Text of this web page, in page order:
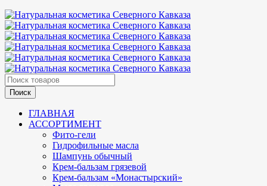
ГЛАВНАЯ
АССОРТИМЕНТ
Фито-гели
Гидрофильные масла
Шампунь обычный
Крем-бальзам грязевой
Крем-бальзам «Монастырский»